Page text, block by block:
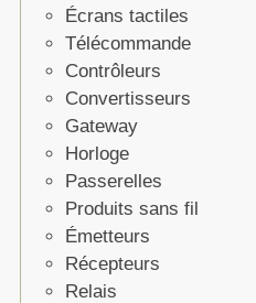
Écrans tactiles
Télécommande
Contrôleurs
Convertisseurs
Gateway
Horloge
Passerelles
Produits sans fil
Émetteurs
Récepteurs
Relais